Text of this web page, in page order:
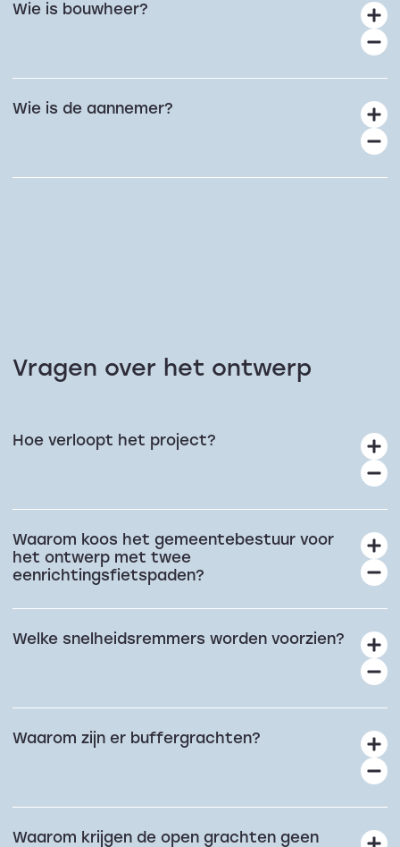
Wie is bouwheer?
Wie is de aannemer?
Vragen over het ontwerp
Hoe verloopt het project?
Waarom koos het gemeentebestuur voor
het ontwerp met twee
eenrichtingsfietspaden?
Welke snelheidsremmers worden voorzien?
Waarom zijn er buffergrachten?
Waarom krijgen de open grachten geen